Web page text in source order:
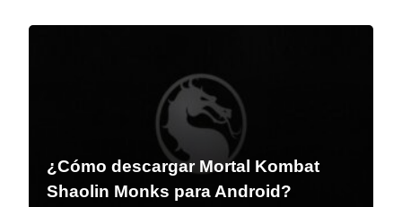
¿Cómo descargar Mortal Kombat
Shaolin Monks para Android?